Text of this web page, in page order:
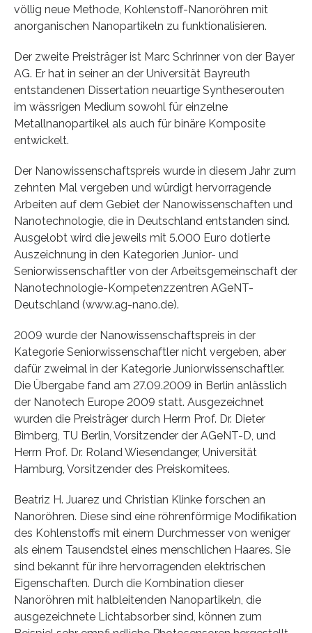
völlig neue Methode, Kohlenstoff-Nanoröhren mit
anorganischen Nanopartikeln zu funktionalisieren.
Der zweite Preisträger ist Marc Schrinner von der Bayer
AG. Er hat in seiner an der Universität Bayreuth
entstandenen Dissertation neuartige Syntheserouten
im wässrigen Medium sowohl für einzelne
Metallnanopartikel als auch für binäre Komposite
entwickelt.
Der Nanowissenschaftspreis wurde in diesem Jahr zum
zehnten Mal vergeben und würdigt hervorragende
Arbeiten auf dem Gebiet der Nanowissenschaften und
Nanotechnologie, die in Deutschland entstanden sind.
Ausgelobt wird die jeweils mit 5.000 Euro dotierte
Auszeichnung in den Kategorien Junior- und
Seniorwissenschaftler von der Arbeitsgemeinschaft der
Nanotechnologie-Kompetenzzentren AGeNT-
Deutschland (www.ag-nano.de).
2009 wurde der Nanowissenschaftspreis in der
Kategorie Seniorwissenschaftler nicht vergeben, aber
dafür zweimal in der Kategorie Juniorwissenschaftler.
Die Übergabe fand am 27.09.2009 in Berlin anlässlich
der Nanotech Europe 2009 statt. Ausgezeichnet
wurden die Preisträger durch Herrn Prof. Dr. Dieter
Bimberg, TU Berlin, Vorsitzender der AGeNT-D, und
Herrn Prof. Dr. Roland Wiesendanger, Universität
Hamburg, Vorsitzender des Preiskomitees.
Beatriz H. Juarez und Christian Klinke forschen an
Nanoröhren. Diese sind eine röhrenförmige Modifikation
des Kohlenstoffs mit einem Durchmesser von weniger
als einem Tausendstel eines menschlichen Haares. Sie
sind bekannt für ihre hervorragenden elektrischen
Eigenschaften. Durch die Kombination dieser
Nanoröhren mit halbleitenden Nanopartikeln, die
ausgezeichnete Lichtabsorber sind, können zum